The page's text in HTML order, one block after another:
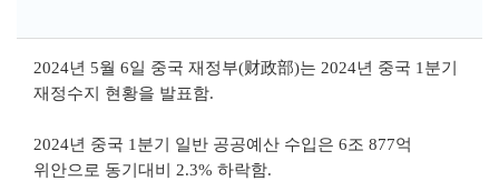
2024년 5월 6일 중국 재정부(财政部)는 2024년 중국 1분기
재정수지 현황을 발표함.
2024년 중국 1분기 일반 공공예산 수입은 6조 877억
위안으로 동기대비 2.3% 하락함.